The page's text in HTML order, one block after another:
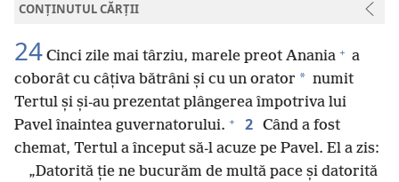
CONȚINUTUL CĂRȚII
24 Cinci zile mai târziu, marele preot Anania + a
coborât cu câțiva bătrâni și cu un orator * numit
Tertul și și-au prezentat plângerea împotriva lui
Pavel înaintea guvernatorului. + 2 Când a fost
chemat, Tertul a început să-l acuze pe Pavel. El a zis:
„Datorită ție ne bucurăm de multă pace și datorită